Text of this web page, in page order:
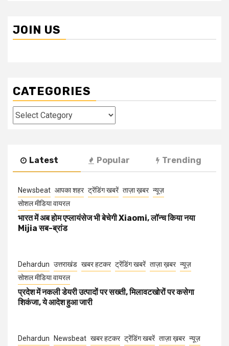
JOIN US
CATEGORIES
Categories
Latest Popular Trending
Newsbeat आपका शहर ट्रेंडिंग खबरें ताज़ा ख़बर न्यूज़
सोशल मीडिया वायरल
भारत में अब होम एप्लायंसेज भी बेचेगी Xiaomi, लॉन्च किया नया
Mijia सब-ब्रांड
Dehardun उत्तराखंड खबर हटकर ट्रेंडिंग खबरें ताज़ा ख़बर न्यूज़
सोशल मीडिया वायरल
प्रदेश में नकली डेयरी उत्पादों पर सख्ती, मिलावटखोरों पर कसेगा
शिकंजा, ये आदेश हुआ जारी
Dehardun Newsbeat खबर हटकर ट्रेंडिंग खबरें ताज़ा ख़बर न्यूज़